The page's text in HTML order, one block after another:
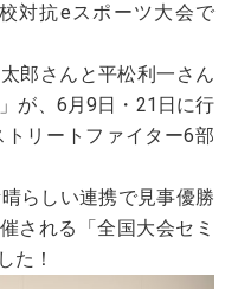
対抗eスポーツ大会で
郎さんと平松利一さん
が、6月9日・21日に行
リートファイター6部
らしい連携で見事優勝
される「全国大会セミ
た！